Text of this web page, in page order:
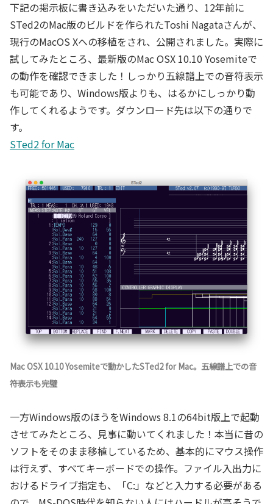
下記の掲示板に書き込みをいただいた通り、12年前に
STed2のMac版のビルドを作られたToshi Nagataさんが、
現行のMacOS Xへの移植をされ、公開されました。実際に
試してみたところ、最新版のMac OSX 10.10 Yosemiteで
の動作を確認できました！しっかり五線譜上での音符表示
も可能であり、Windows版よりも、はるかにしっかり動
作してくれるようです。ダウンロード先は以下の通りで
す。
STed2 for Mac
Mac OSX 10.10 Yosemiteで動かしたSTed2 for Mac。五線譜上での音
符表示も完璧
一方Windows版のほうをWindows 8.1の64bit版上で起動
させてみたところ、見事に動いてくれました！本当に昔の
ソフトをそのまま移植しているため、基本的にマウス操作
は行えず、すべてキーボードでの操作。ファイル入出力に
おけるドライブ指定も、「C:」などと入力する必要がある